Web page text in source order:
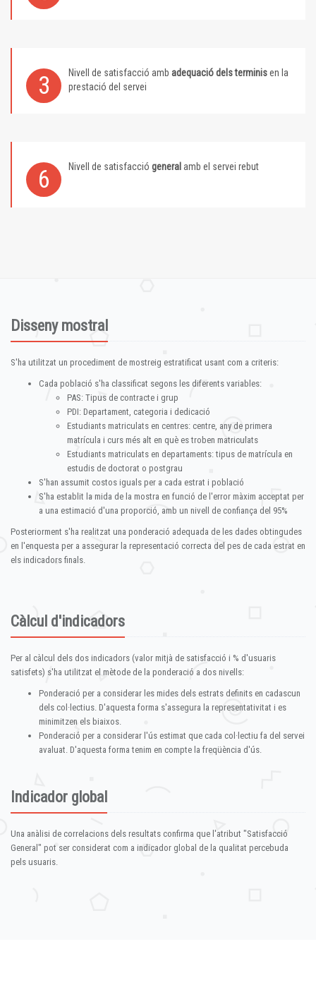
3 Nivell de satisfacció amb adequació dels terminisen la
prestació del servei
6 Nivell de satisfacció general amb el servei rebut
Disseny mostral
S'ha utilitzat un procediment de mostreig estratificat usant com a criteris:
Cada població s'ha classificat segons les diferents variables:
PAS: Tipus de contracte i grup
PDI: Departament, categoria i dedicació
Estudiants matriculats en centres: centre, any de primera
matrícula i curs més alt en què es troben matriculats
Estudiants matriculats en departaments: tipus de matrícula en
estudis de doctorat o postgrau
S'han assumit costos iguals per a cada estrat i població
S'ha establit la mida de la mostra en funció de l'error màxim acceptat per
a una estimació d'una proporció, amb un nivell de confiança del 95%
Posteriorment s'ha realitzat una ponderació adequada de les dades obtingudes
en l'enquesta per a assegurar la representació correcta del pes de cada estrat en
els indicadors finals.
Càlcul d'indicadors
Per al càlcul dels dos indicadors (valor mitjà de satisfacció i % d'usuaris
satisfets) s'ha utilitzat el mètode de la ponderació a dos nivells:
Ponderació per a considerar les mides dels estrats definits en cadascun
dels col·lectius. D'aquesta forma s'assegura la representativitat i es
minimitzen els biaixos.
Ponderació per a considerar l'ús estimat que cada col·lectiu fa del servei
avaluat. D'aquesta forma tenim en compte la freqüència d'ús.
Indicador global
Una anàlisi de correlacions dels resultats confirma que l'atribut "Satisfacció
General" pot ser considerat com a indicador global de la qualitat percebuda
pels usuaris.